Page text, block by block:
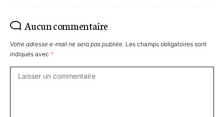
Aucun commentaire
Votre adresse e-mail ne sera pas publiée. Les champs obligatoires sont
indiqués avec *